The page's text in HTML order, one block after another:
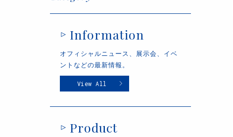
Information
オフィシャルニュース、展示会、イベ
ントなどの最新情報。
View All
Product